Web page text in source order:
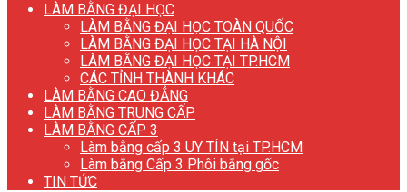
LÀM BẰNG ĐẠI HỌC
LÀM BẰNG ĐẠI HỌC TOÀN QUỐC
LÀM BẰNG ĐẠI HỌC TẠI HÀ NỘI
LÀM BẰNG ĐẠI HỌC TẠI TP.HCM
CÁC TỈNH THÀNH KHÁC
LÀM BẰNG CAO ĐẲNG
LÀM BẰNG TRUNG CẤP
LÀM BẰNG CẤP 3
Làm bằng cấp 3 UY TÍN tại TP.HCM
Làm bằng Cấp 3 Phôi bằng gốc
TIN TỨC